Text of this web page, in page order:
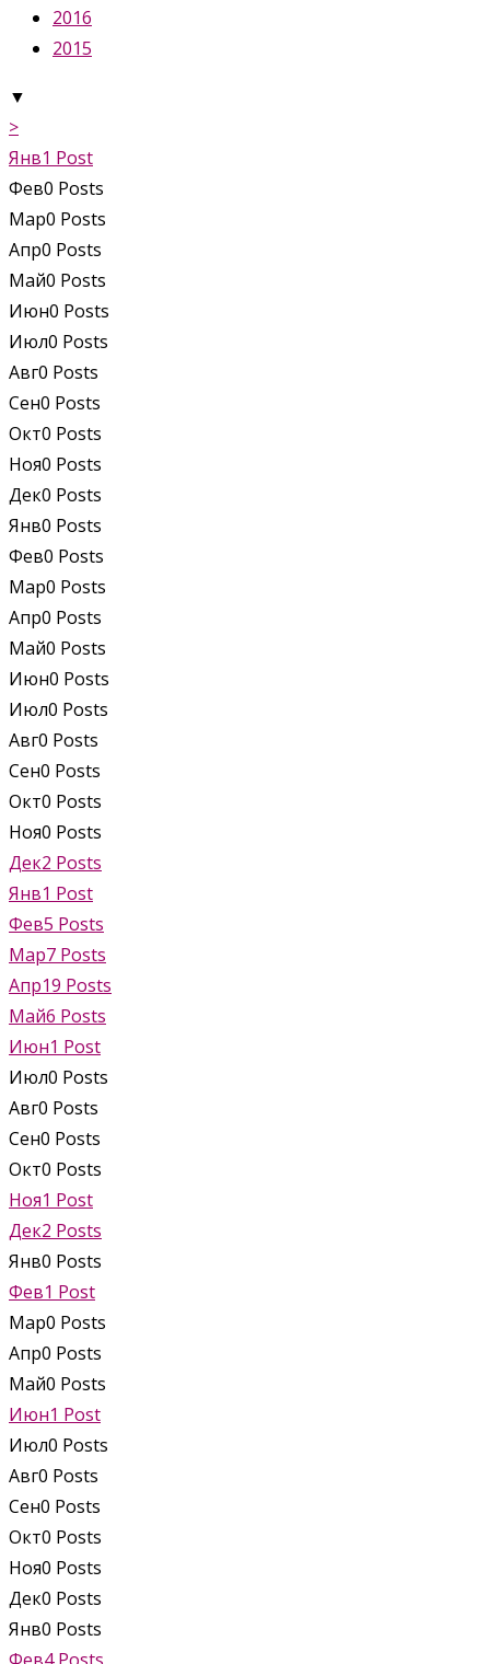
2016
2015
▼
>
Янв1 Post
Фев0 Posts
Мар0 Posts
Апр0 Posts
Май0 Posts
Июн0 Posts
Июл0 Posts
Авг0 Posts
Сен0 Posts
Окт0 Posts
Ноя0 Posts
Дек0 Posts
Янв0 Posts
Фев0 Posts
Мар0 Posts
Апр0 Posts
Май0 Posts
Июн0 Posts
Июл0 Posts
Авг0 Posts
Сен0 Posts
Окт0 Posts
Ноя0 Posts
Дек2 Posts
Янв1 Post
Фев5 Posts
Мар7 Posts
Апр19 Posts
Май6 Posts
Июн1 Post
Июл0 Posts
Авг0 Posts
Сен0 Posts
Окт0 Posts
Ноя1 Post
Дек2 Posts
Янв0 Posts
Фев1 Post
Мар0 Posts
Апр0 Posts
Май0 Posts
Июн1 Post
Июл0 Posts
Авг0 Posts
Сен0 Posts
Окт0 Posts
Ноя0 Posts
Дек0 Posts
Янв0 Posts